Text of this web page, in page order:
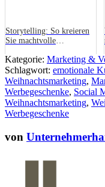
Storytelling: So kreieren
Sie machtvolle
Kategorie: Marketing &
Schlagwort: emotionale
Weihnachtsmarketing,
Werbegeschenke, Social
Weihnachtsmarketing,
Werbegeschenke
von